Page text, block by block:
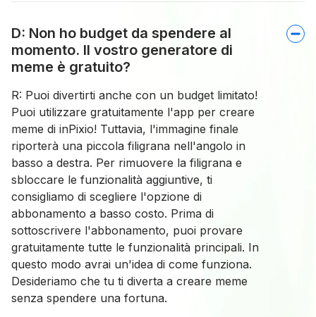
D: Non ho budget da spendere al
momento. Il vostro generatore di
meme è gratuito?
R: Puoi divertirti anche con un budget limitato!
Puoi utilizzare gratuitamente l'app per creare
meme di inPixio! Tuttavia, l'immagine finale
riporterà una piccola filigrana nell'angolo in
basso a destra. Per rimuovere la filigrana e
sbloccare le funzionalità aggiuntive, ti
consigliamo di scegliere l'opzione di
abbonamento a basso costo. Prima di
sottoscrivere l'abbonamento, puoi provare
gratuitamente tutte le funzionalità principali. In
questo modo avrai un'idea di come funziona.
Desideriamo che tu ti diverta a creare meme
senza spendere una fortuna.